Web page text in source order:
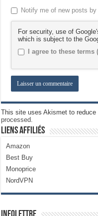
Notify me of new posts by
For security, use of
which is subject to the
I agree to these terms
This site uses Akismet to reduce
processed.
Liens Affiliés
Amazon
Best Buy
Monoprice
NordVPN